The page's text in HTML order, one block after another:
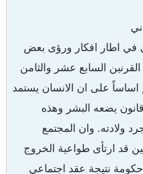
في اطار افكار ورؤى بعض
السابع عشر والثامن
اساساً على ان الانسان يستمد
يضعه البشر وهذه
ولادته. وان المجتمع
قد ارتأى طواعية الخروج
حكومة نتيجة عقد اجتماعي